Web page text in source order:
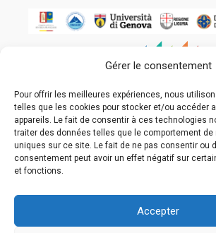
Gérer le consentement
Pour offrir les meilleures expériences, nous
telles que les cookies pour stocker et/ou accéder
appareils. Le fait de consentir à ces technologies
traiter des données telles que le comportement de
uniques sur ce site. Le fait de ne pas consentir ou
consentement peut avoir un effet négatif sur
et fonctions.
Accepter
La cooperazione al cuore del
La coopération au cœur de la
Copyright © 31/08/2025